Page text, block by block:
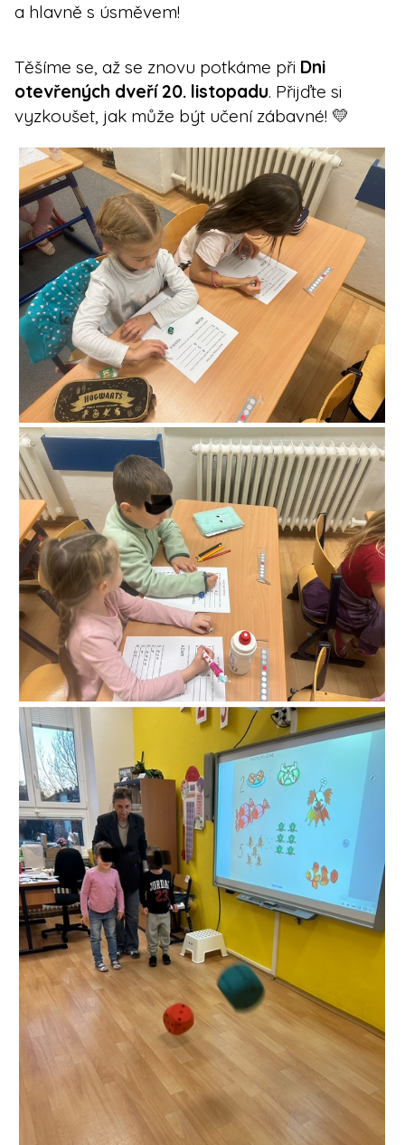
a hlavně s úsměvem!
Těšíme se, až se znovu potkáme při Dni
otevřených dveří 20. listopadu. Přijďte si
vyzkoušet, jak může být učení zábavné! 💛